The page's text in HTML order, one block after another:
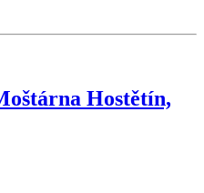
Hostětín,